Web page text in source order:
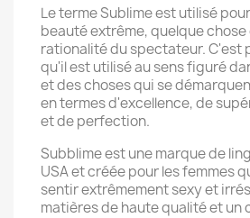
Le terme Sublime est utilisé
beauté extrême, quelque chose
rationalité du spectateur. C'est
qu'il est utilisé au sens figuré
et des choses qui se
en termes d'excellence, de
et de perfection.
Subblime est une marque de
USA et créée pour les femmes
sentir extrêmement sexy et
matières de haute qualité et un